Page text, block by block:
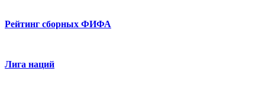
Рейтинг сборных ФИФА
Лига наций